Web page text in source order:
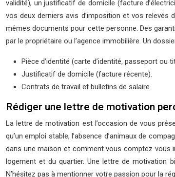
validité), un justificatif de domicile (facture
vos deux derniers avis d’imposition et vos
mêmes documents pour cette personne. Des
par le propriétaire ou l’agence immobilière. Un
Pièce d’identité (carte d’identité, passeport ou
Justificatif de domicile (facture récente).
Contrats de travail et bulletins de salaire.
Rédiger une lettre de motivation
La lettre de motivation est l’occasion de vous
qu’un emploi stable, l’absence d’animaux de
dans une maison et comment vous comptez vous
logement et du quartier. Une lettre de motivation
N’hésitez pas à mentionner votre passion pour la